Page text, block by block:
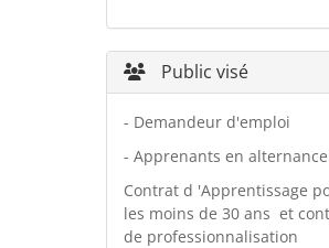
Public visé
- Demandeur d'emploi
- Apprenants en
Contrat d 'Apprentissage
les moins de 30 ans et
de professionnalisation